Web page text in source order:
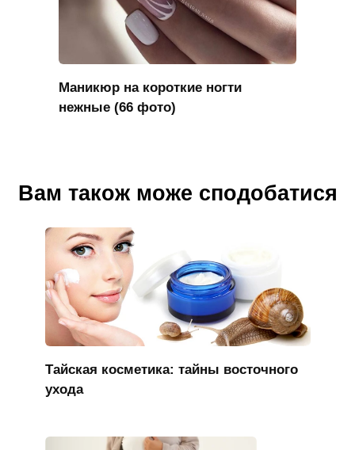
Маникюр на короткие ногти
нежные (66 фото)
Вам також може сподобатися
Тайская косметика: тайны восточного
ухода